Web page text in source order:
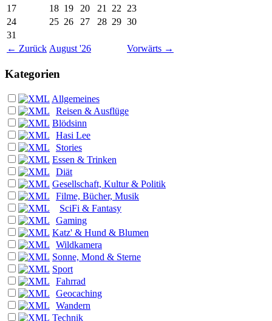
← Zurück August '26 Vorwärts →
17
18 19 20 21 22 23
24
25 26 27 28 29 30
31
Kategorien
Allgemeines
Reisen & Ausflüge
Blödsinn
Hasi Lee
Stories
Essen & Trinken
Diät
Gesellschaft, Kultur & Politik
Filme, Bücher, Musik
SciFi & Fantasy
Gaming
Katz' & Hund & Blumen
Wildkamera
Sonne, Mond & Sterne
Sport
Fahrrad
Geocaching
Wandern
Technik